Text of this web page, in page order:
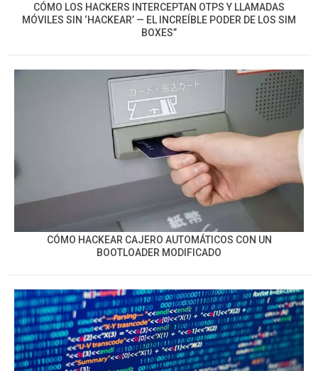
CÓMO LOS HACKERS INTERCEPTAN OTPS Y LLAMADAS
MÓVILES SIN ‘HACKEAR’ — EL INCREÍBLE PODER DE LOS SIM
BOXES”
CÓMO HACKEAR CAJERO AUTOMÁTICOS CON UN
BOOTLOADER MODIFICADO